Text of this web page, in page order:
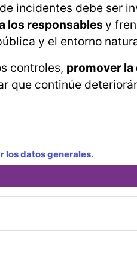
incidentes debe ser
los responsables y
y el entorno
controles, promover la
que continúe
los datos generales.